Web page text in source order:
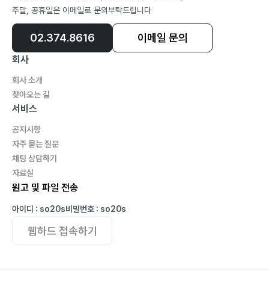
주말, 공휴일은 이메일로 문의부탁드립니다
02.374.8616 이메일 문의
회사
회사 소개
찾아오는 길
서비스
공지사항
자주 묻는 질문
채팅 상담하기
자료실
원고 및 파일 전송
아이디 : so20s비밀번호 : so20s
웹하드 접속하기